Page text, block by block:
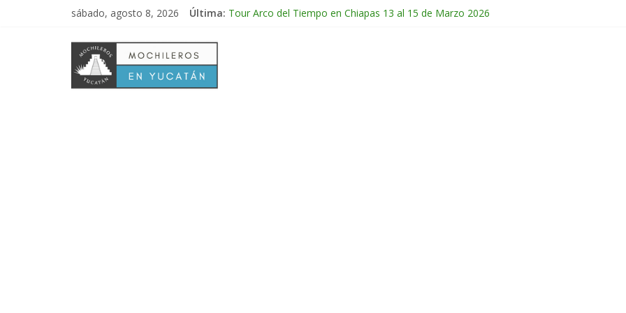
sábado, agosto 8, 2026 Última: Tour Arco del Tiempo en Chiapas 13 al 15 de Marzo 2026